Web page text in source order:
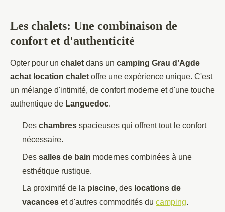
Les chalets: Une combinaison de
confort et d'authenticité
Opter pour un chalet dans un camping Grau d’Agde
achat location chalet offre une expérience unique. C'est
un mélange d'intimité, de confort moderne et d'une touche
authentique de Languedoc.
Des chambres spacieuses qui offrent tout le confort
nécessaire.
Des salles de bain modernes combinées à une
esthétique rustique.
La proximité de la piscine, des locations de
vacances et d'autres commodités du camping.